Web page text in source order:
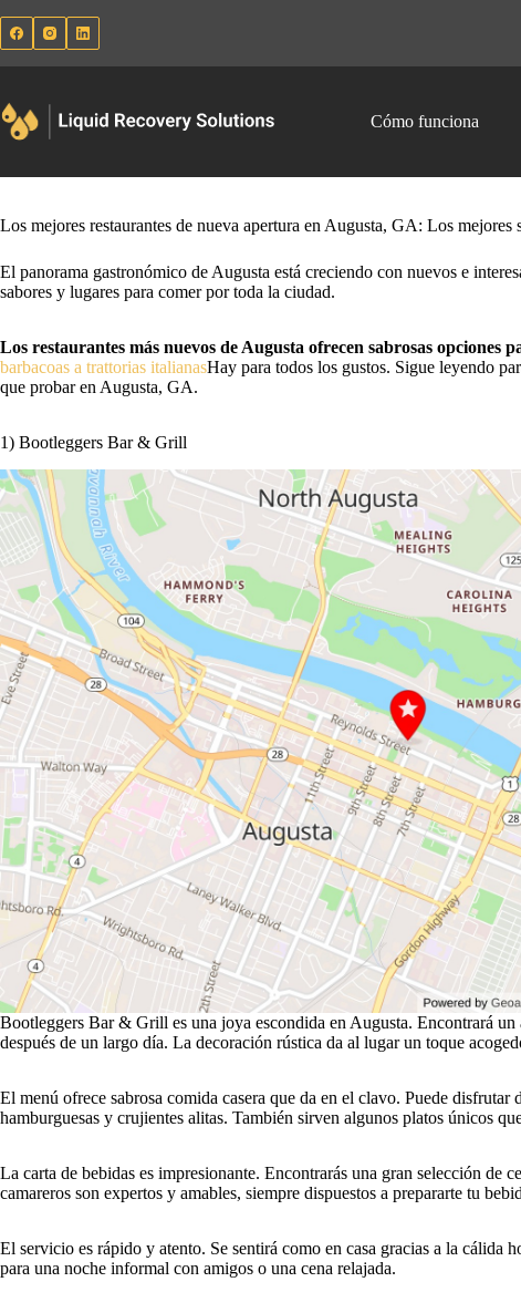
al
contenido
Cómo funciona
Los mejores restaurantes de nueva apertura en Augusta, GA: Los mejores
El panorama gastronómico de Augusta está creciendo con nuevos e
sabores y lugares para comer por toda la ciudad.
Los restaurantes más nuevos de Augusta ofrecen sabrosas opciones
barbacoas a trattorias italianasHay para todos los gustos. Sigue leyendo
que probar en Augusta, GA.
1) Bootleggers Bar & Grill
Bootleggers Bar & Grill es una joya escondida en Augusta. Encontrará un
después de un largo día. La decoración rústica da al lugar un toque
El menú ofrece sabrosa comida casera que da en el clavo. Puede disfrutar
hamburguesas y crujientes alitas. También sirven algunos platos únicos
La carta de bebidas es impresionante. Encontrarás una gran selección de
camareros son expertos y amables, siempre dispuestos a prepararte tu
El servicio es rápido y atento. Se sentirá como en casa gracias a la cálida
para una noche informal con amigos o una cena relajada.